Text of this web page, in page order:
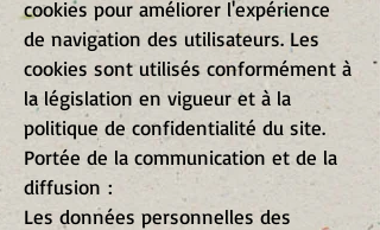
cookies pour améliorer l'expérience
de navigation des utilisateurs. Les
cookies sont utilisés conformément à
la législation en vigueur et à la
politique de confidentialité du site.
Portée de la communication et de la
diffusion :
Les données personnelles des